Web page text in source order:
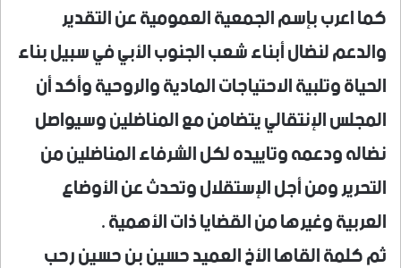
كما اعرب بإسم الجمعية العمومية عن التقدير
والدعم لنضال أبناء شعب الجنوب الأبي في سبيل بناء
الحياة وتلبية الاحتياجات المادية والروحية وأكد أن
المجلس الإنتقالي يتضامن مع المناضلين وسيواصل
نضاله ودعمه وتاييده لكل الشرفاء المناضلين من
التحرير ومن أجل الإستقلال وتحدث عن الأوضاع
العربية وغيرها من القضايا ذات الأهمية .
ثم كلمة القاها الأخ العميد حسين بن حسين رحب